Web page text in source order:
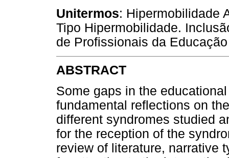
Unitermos: Hipermobilidade
Tipo Hipermobilidade.
de Profissionais da
ABSTRACT
Some gaps in the
fundamental reflections on
different syndromes studied
for the reception of the
review of literature, narrative